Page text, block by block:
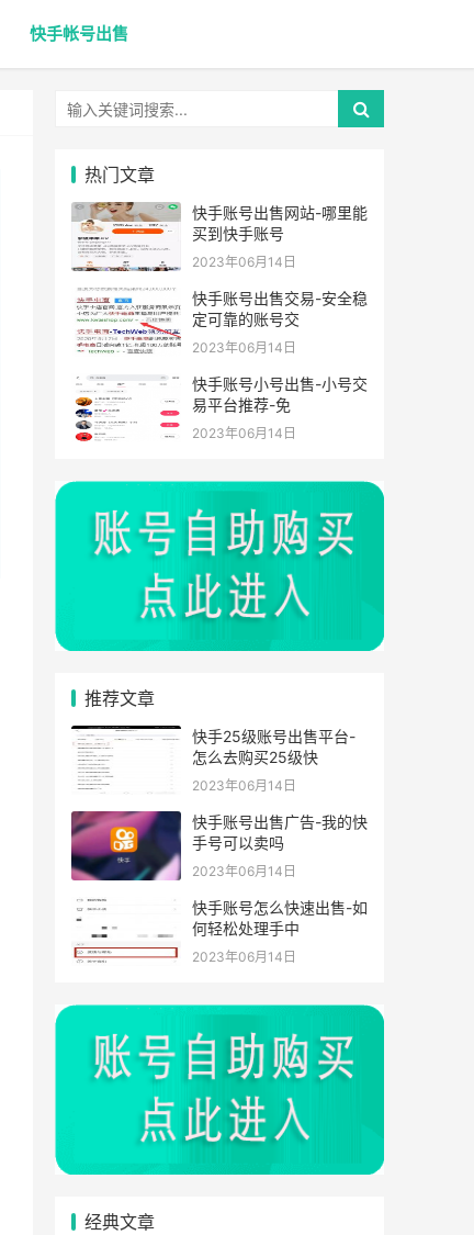
快手帐号出售
热门文章
快手账号出售网站-哪里能
买到快手账号
2023年06月14日
快手账号出售交易-安全稳
定可靠的账号交
2023年06月14日
快手账号小号出售-小号交
易平台推荐-免
2023年06月14日
推荐文章
快手25级账号出售平台-
怎么去购买25级快
2023年06月14日
快手账号出售广告-我的快
手号可以卖吗
2023年06月14日
快手账号怎么快速出售-如
何轻松处理手中
2023年06月14日
经典文章